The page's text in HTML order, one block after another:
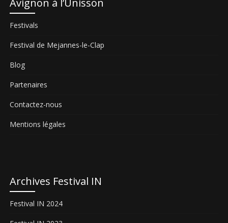
Avignon à l’Unisson
Festivals
Festival de Mejannes-le-Clap
Blog
Partenaires
Contactez-nous
Mentions légales
Archives Festival IN
Festival IN 2024